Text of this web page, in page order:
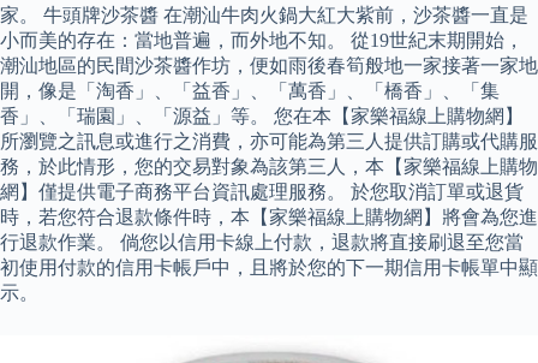
家。 牛頭牌沙茶醬 在潮汕牛肉火鍋大紅大紫前，沙茶醬一直是
小而美的存在：當地普遍，而外地不知。 從19世紀末期開始，
潮汕地區的民間沙茶醬作坊，便如雨後春筍般地一家接著一家地
開，像是「淘香」、「益香」、「萬香」、「橋香」、「集
香」、「瑞園」、「源益」等。 您在本【家樂福線上購物網】
所瀏覽之訊息或進行之消費，亦可能為第三人提供訂購或代購服
務，於此情形，您的交易對象為該第三人，本【家樂福線上購物
網】僅提供電子商務平台資訊處理服務。 於您取消訂單或退貨
時，若您符合退款條件時，本【家樂福線上購物網】將會為您進
行退款作業。 倘您以信用卡線上付款，退款將直接刷退至您當
初使用付款的信用卡帳戶中，且將於您的下一期信用卡帳單中顯
示。